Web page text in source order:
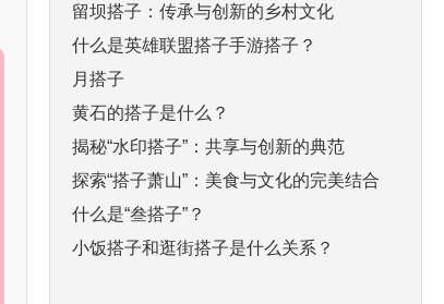
留坝搭子：传承与创新的乡村文化
什么是英雄联盟搭子手游搭子？
月搭子
黄石的搭子是什么？
揭秘“水印搭子”：共享与创新的典范
探索“搭子萧山”：美食与文化的完美结合
什么是“叁搭子”？
小饭搭子和逛街搭子是什么关系？